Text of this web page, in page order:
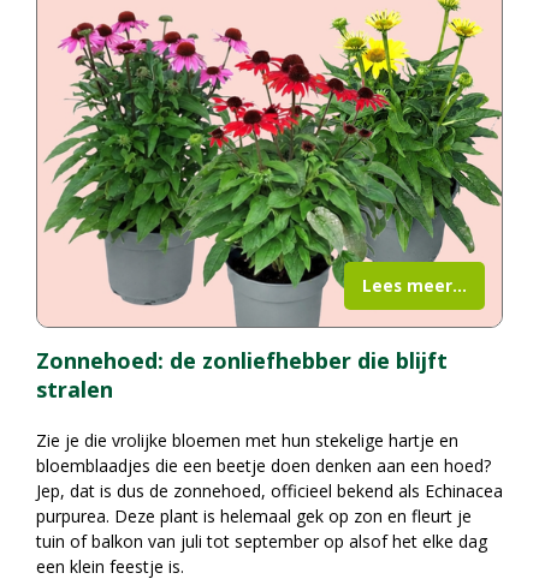
Zonnehoed: de zonliefhebber die blijft
stralen
Zie je die vrolijke bloemen met hun stekelige hartje en
bloemblaadjes die een beetje doen denken aan een hoed?
Jep, dat is dus de zonnehoed, officieel bekend als Echinacea
purpurea. Deze plant is helemaal gek op zon en fleurt je
tuin of balkon van juli tot september op alsof het elke dag
een klein feestje is.
Lees meer...